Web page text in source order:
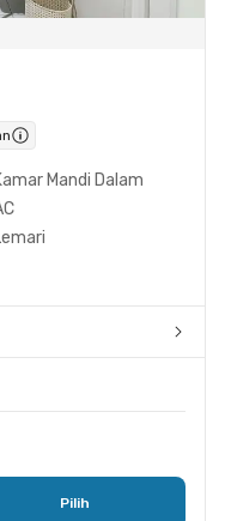
Mandi Dalam
Pilih